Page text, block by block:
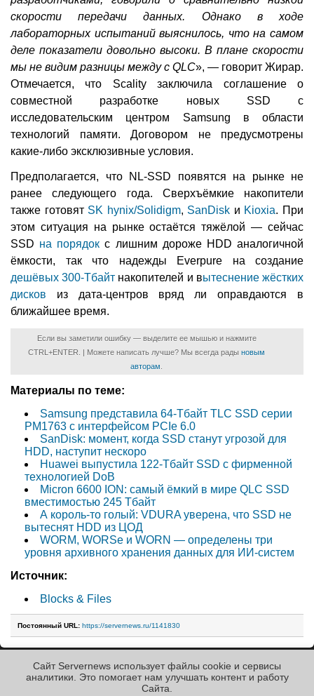
скорости передачи данных. Однако в ходе
лабораторных испытаний выяснилось, что на самом
деле показатели довольно высоки. В плане скорости
мы не видим разницы между с QLC», — говорит Жирар.
Отмечается, что Scality заключила соглашение о
совместной разработке новых SSD с
исследовательским центром Samsung в области
технологий памяти. Договором не предусмотрены
какие-либо эксклюзивные условия.
Предполагается, что NL-SSD появятся на рынке не
ранее следующего года. Сверхъёмкие накопители
также готовят SK hynix/Solidigm, SanDisk и Kioxia. При
этом ситуация на рынке остаётся тяжёлой — сейчас
SSD на порядок с лишним дороже HDD аналогичной
ёмкости, так что надежды Everpure на создание
дешёвых 300-Тбайт накопителей и вытеснение жёстких
дисков из дата-центров вряд ли оправдаются в
ближайшее время.
Если вы заметили ошибку — выделите ее мышью и нажмите
CTRL+ENTER. | Можете написать лучше? Мы всегда рады новым
авторам
Материалы по теме:
Samsung представила 64-Тбайт TLC SSD серии
PM1763 с интерфейсом PCIe 6.0
SanDisk: момент, когда SSD станут угрозой для
HDD, наступит нескоро
Huawei выпустила 122-Тбайт SSD с фирменной
технологией DoB
Micron 6600 ION: самый ёмкий в мире QLC SSD
вместимостью 245 Тбайт
А король-то голый: VDURA уверена, что SSD не
вытеснят HDD из ЦОД
WORM, WORSe и WORN — определены три
уровня архивного хранения данных для ИИ-систем
Источник:
Blocks & Files
Постоянный URL: https://servernews.ru/1141830
« Назад к ленте
Сайт Servernews использует файлы cookie и сервисы
аналитики. Это помогает нам улучшать контент и работу
Cайта.